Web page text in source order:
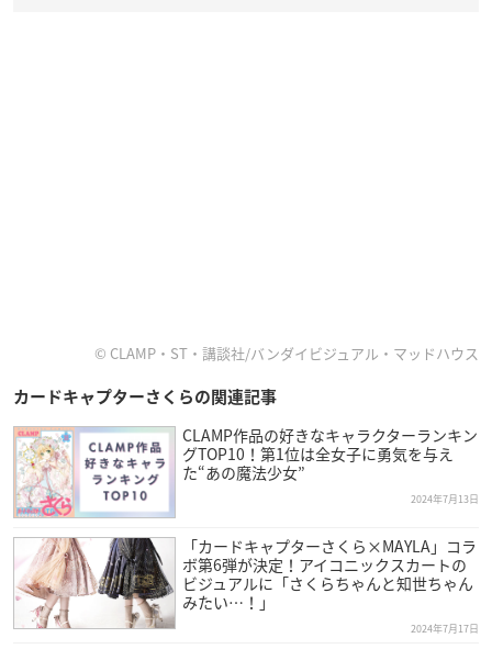
© CLAMP・ST・講談社/バンダイビジュアル・マッドハウス
カードキャプターさくらの関連記事
CLAMP作品の好きなキャラクターランキン
グTOP10！第1位は全女子に勇気を与え
た“あの魔法少女”
2024年7月13日
「カードキャプターさくら×MAYLA」コラ
ボ第6弾が決定！アイコニックスカートの
ビジュアルに「さくらちゃんと知世ちゃん
みたい…！」
2024年7月17日